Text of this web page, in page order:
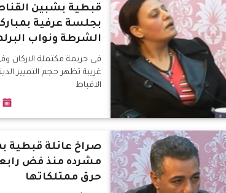
قبطية بشبين
بجلسة عرفية
الشرطة ونواب
فى جريمة مكتملة الاركان
غريبة تظهر حجم التمييز
الاقباط
صراخ عائلة قبطية
مشرده منذ فض
حرق ممتلكاتها